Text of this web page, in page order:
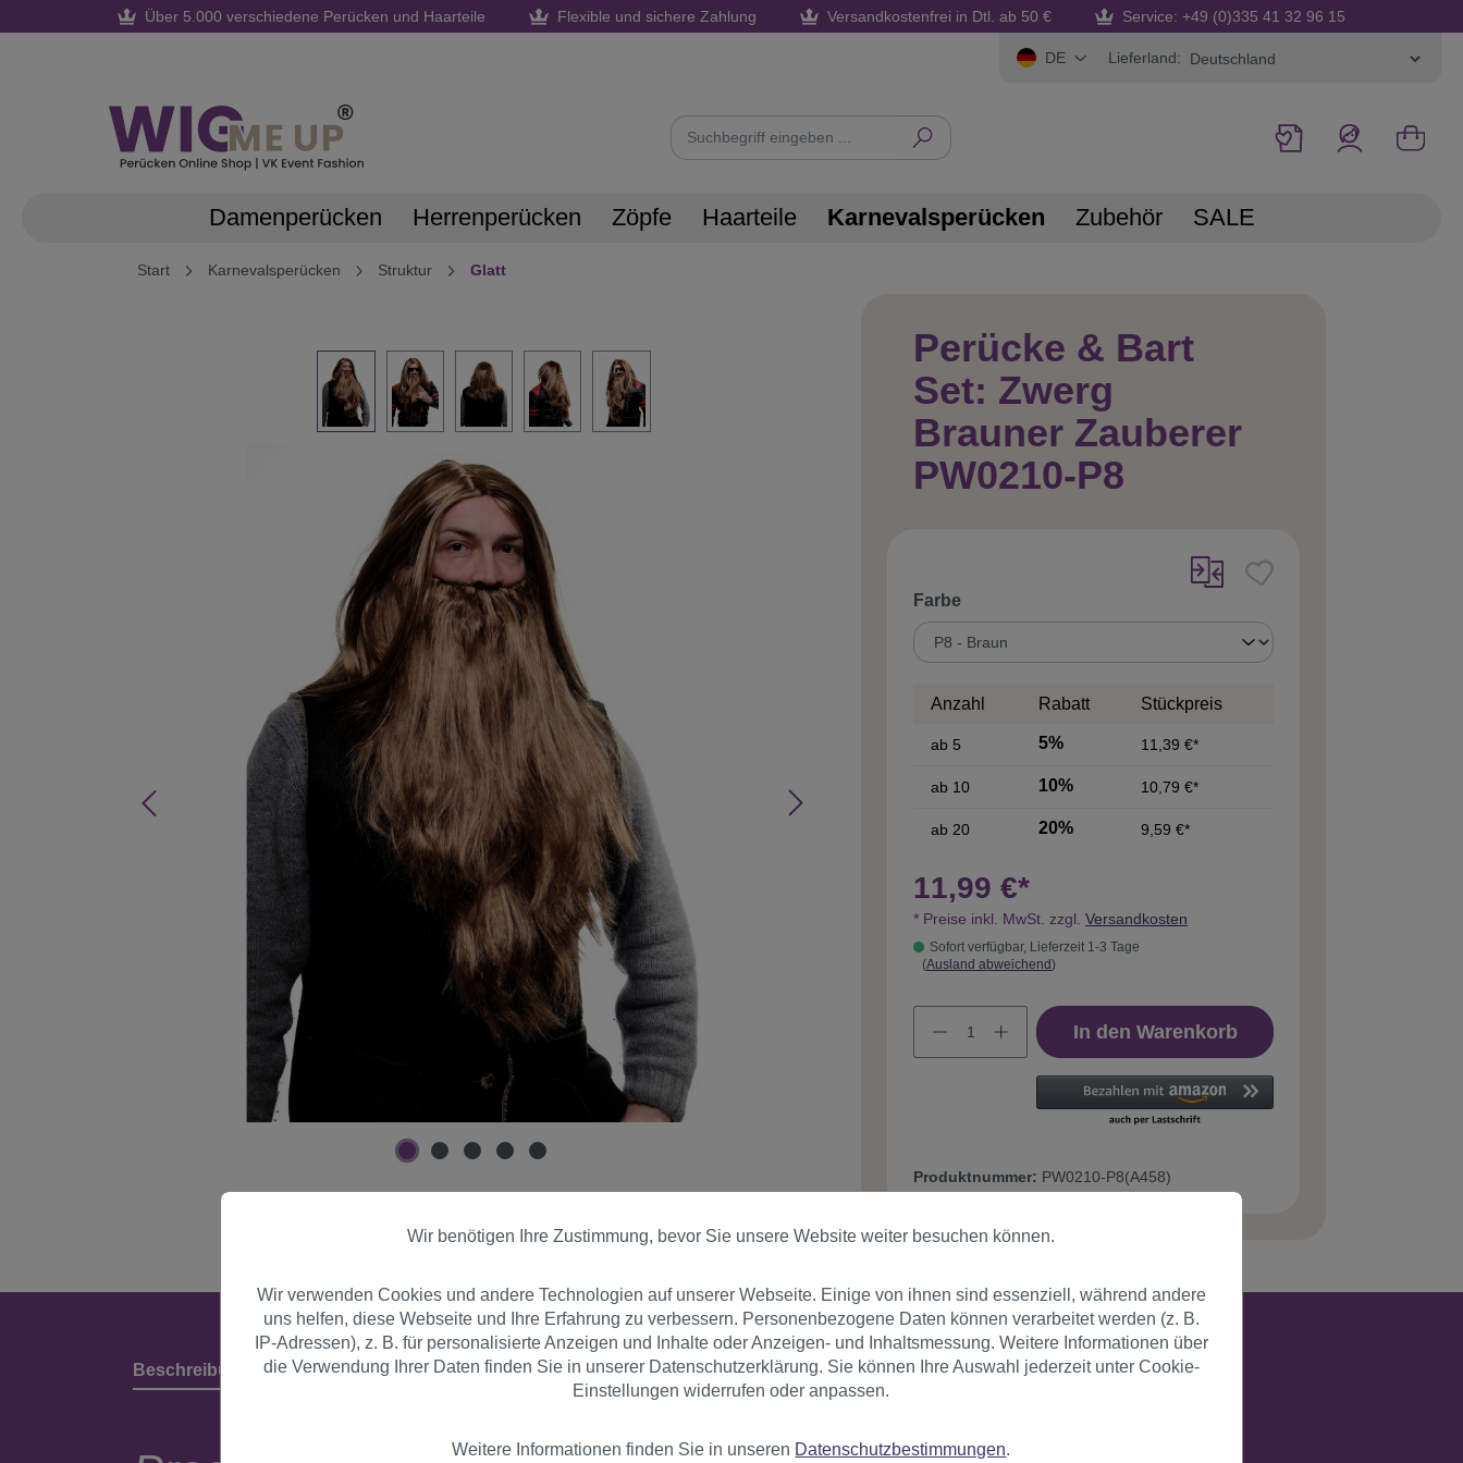
Zur Hauptnavigation springen
Über 5.000 verschiedene Perücken und Haarteile Flexible und sichere Zahlung Versandkostenfrei in Dtl. ab 50 € Service: +49 (0)335 41 32 96 15
DE Lieferland:
Damenperücken Herrenperücken Zöpfe Haarteile Karnevalsperücken Zubehör SALE
Start Karnevalsperücken Struktur Glatt
Bildergalerie überspringen
Perücke & Bart
Set: Zwerg
Brauner Zauberer
PW0210-P8
Farbeauswählen
Anzahl Rabatt Stückpreis
ab 5 5% 11,39 €*
ab 10 10% 10,79 €*
ab 20 20% 9,59 €*
11,99 €*
* Preise inkl. MwSt. zzgl. Versandkosten
Sofort verfügbar, Lieferzeit 1-3 Tage
(Ausland abweichend)
In den Warenkorb
Produktnummer: PW0210-P8(A458)
Beschreibung Produktdetails & Hersteller Bewertungen
Wir benötigen Ihre Zustimmung, bevor Sie unsere Website weiter besuchen können.
Wir verwenden Cookies und andere Technologien auf unserer Webseite. Einige von ihnen sind essenziell, während andere
uns helfen, diese Webseite und Ihre Erfahrung zu verbessern. Personenbezogene Daten können verarbeitet werden (z. B.
IP-Adressen), z. B. für personalisierte Anzeigen und Inhalte oder Anzeigen- und Inhaltsmessung. Weitere Informationen über
die Verwendung Ihrer Daten finden Sie in unserer Datenschutzerklärung. Sie können Ihre Auswahl jederzeit unter Cookie-
Einstellungen widerrufen oder anpassen.
Weitere Informationen finden Sie in unseren Datenschutzbestimmungen.